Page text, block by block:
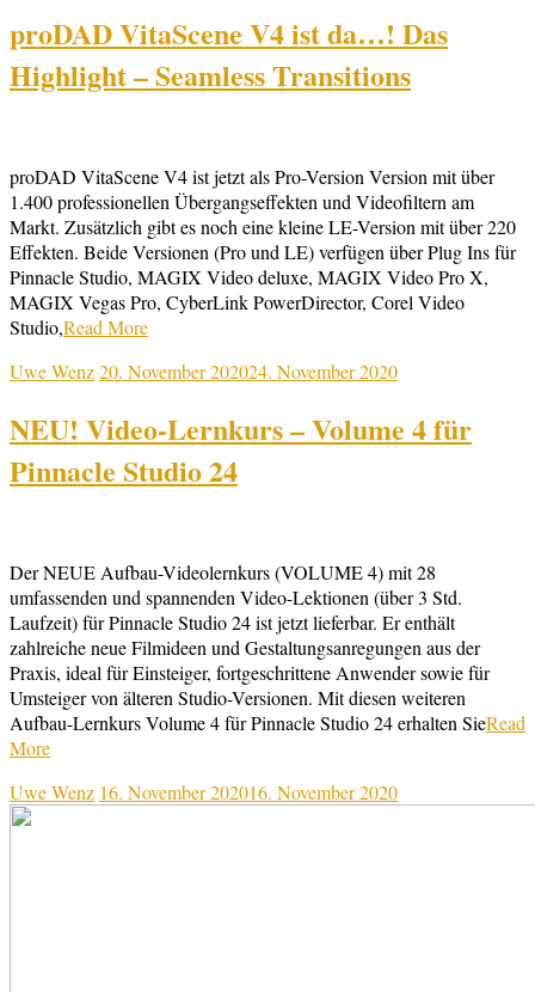
proDAD VitaScene V4 ist da…! Das
Highlight – Seamless Transitions
proDAD VitaScene V4 ist jetzt als Pro-Version Version mit über
1.400 professionellen Übergangseffekten und Videofiltern am
Markt. Zusätzlich gibt es noch eine kleine LE-Version mit über 220
Effekten. Beide Versionen (Pro und LE) verfügen über Plug Ins für
Pinnacle Studio, MAGIX Video deluxe, MAGIX Video Pro X,
MAGIX Vegas Pro, CyberLink PowerDirector, Corel Video
Studio,Read More
Uwe Wenz20. November 202024. November 2020
NEU! Video-Lernkurs – Volume 4 für
Pinnacle Studio 24
Der NEUE Aufbau-Videolernkurs (VOLUME 4) mit 28
umfassenden und spannenden Video-Lektionen (über 3 Std.
Laufzeit) für Pinnacle Studio 24 ist jetzt lieferbar. Er enthält
zahlreiche neue Filmideen und Gestaltungsanregungen aus der
Praxis, ideal für Einsteiger, fortgeschrittene Anwender sowie für
Umsteiger von älteren Studio-Versionen. Mit diesen weiteren
Aufbau-Lernkurs Volume 4 für Pinnacle Studio 24 erhalten SieRead
More
Uwe Wenz 16. November 202016. November 2020